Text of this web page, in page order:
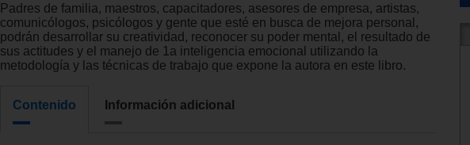
Padres de familia, maestros, capacitadores, asesores de empresa, artistas,
comunicólogos, psicólogos y gente que esté en busca de mejora personal,
podrán desarrollar su creatividad, reconocer su poder mental, el resultado de
sus actitudes y el manejo de 1a inteligencia emocional utilizando la
metodología y las técnicas de trabajo que expone la autora en este libro.
Contenido Información adicional